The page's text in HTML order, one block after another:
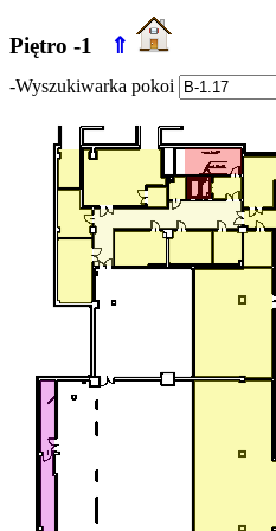
Piętro -1 ⇑
-Wyszukiwarka pokoi